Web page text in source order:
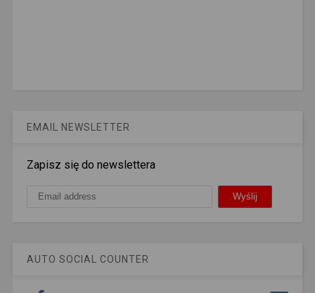
EMAIL NEWSLETTER
Zapisz się do newslettera
AUTO SOCIAL COUNTER